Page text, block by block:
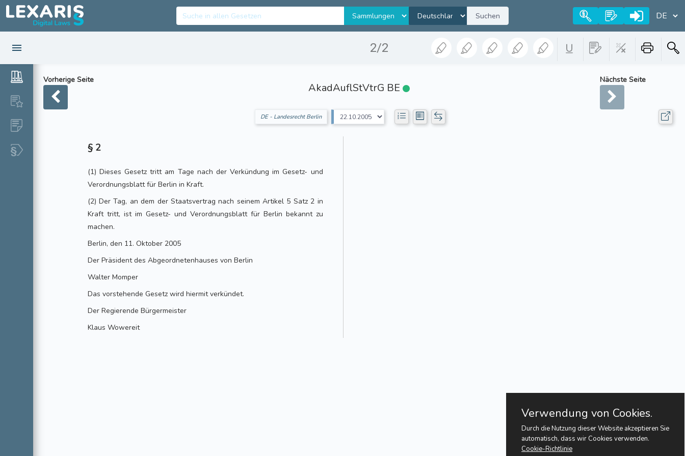
Suchen
2/2
Vorherige Seite
AkadAuflStVtrG BE
Nächste Seite
DE - Landesrecht Berlin
§ 2
(1) Dieses Gesetz tritt am Tage nach der Verkündung im Gesetz- und
Verordnungsblatt für Berlin in Kraft.
(2) Der Tag, an dem der Staatsvertrag nach seinem Artikel 5 Satz 2 in
Kraft tritt, ist im Gesetz- und Verordnungsblatt für Berlin bekannt zu
machen.
Berlin, den 11. Oktober 2005
Der Präsident des Abgeordnetenhauses von Berlin
Walter Momper
Das vorstehende Gesetz wird hiermit verkündet.
Der Regierende Bürgermeister
Klaus Wowereit
Verwendung von Cookies.
Durch die Nutzung dieser Website akzeptieren Sie
automatisch, dass wir Cookies verwenden.
Cookie-Richtlinie